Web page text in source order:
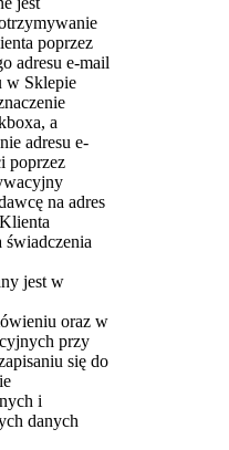
poprzez
adresu e-mail
w Sklepie
a
adresu e-
poprzez
na adres
świadczenia
jest w
oraz w
przy
się do
i
danych